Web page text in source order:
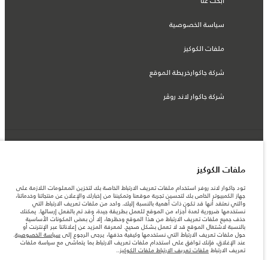
سياسة الخصوصية
ملفات الكوكيز
شركة جاكوارخريطة الموقع
شركة جاكوار لاند روڤر
الكويت, شركة السيارات الكويتية للتجارة - الزياني
المعلومات والمواصفات والأسعار والألوان المذكورة على هذا الموقع قد تختلف من بلد إلى
آخر، كما أنّها قد تتغير بدون إشعار مسبق. الرجاء التواصل مع وكيلنا المحلي للتأكد من توفّرها
والتحقق من الأسعار.
الأرقام المقدمة هي نتيجة لاختبارات المصنع الرسمية وفقاً لتشريعات الاتحاد الأوروبي. قد
يتباين استهلك الوقود الفعلي للمركبة عن ذلك المتحقق في تلك الاختبارات كما أن هذه
الأرقام بغرض المقارنة فحسب.
ملاحظة مهمة حول الصور والمواصفات. إن النقص العالمي في أشباه الموصلات يؤثر حاليًا
في مواصفات تصميم السيارات وتوفر الخيارات وتوقيتات التصاميم. هذا ظرف ديناميكي
ملفات الكوكيز
تود جاكوار لاند روفر استخدام ملفات تعريف الارتباط الخاصة بك لتخزين المعلومات اللازمة على
جهاز الكمبيوتر الخاص بك لتحسين تجربة موقعنا وتمكيننا من إخبارك والإعلان عن منتجاتنا وخدماتنا،
والتي نعتقد أنها قد تكون ذات أهمية بالنسبة إليك. واحد من ملفات تعريف الارتباط التي
نستخدمها ضرورية لعدة أجزاء من الموقع للعمل بطريقة جيدة، وقد تم بالفعل إرسالها. يمكنك
حذف جميع ملفات تعريف الارتباط من هذا الموقع وحظرها، إلا أن بعض المكونات الأساسية
بالنسبة لاشتغال الموقع قد لا تعمل بشكل صحيح. لمعرفة المزيد عن إعلاناتنا عبر الإنترنت أو
حول ملفات تعريف الارتباط التي نستخدمها وكيفية حذفها، يرجى الرجوع إلى سياسة الخصوصية.
عند الإغلاق، فإنك توافق على استخدام ملفات تعريف الارتباط بما يتماشى مع سياسة ملفات
تعريف الارتباط ملفات تعريف الارتباط ملفات الكوكيز..